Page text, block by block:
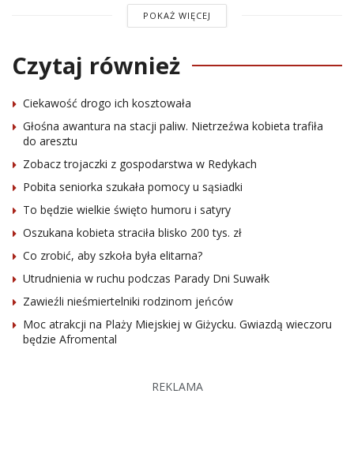
POKAŻ WIĘCEJ
Czytaj również
Ciekawość drogo ich kosztowała
Głośna awantura na stacji paliw. Nietrzeźwa kobieta trafiła
do aresztu
Zobacz trojaczki z gospodarstwa w Redykach
Pobita seniorka szukała pomocy u sąsiadki
To będzie wielkie święto humoru i satyry
Oszukana kobieta straciła blisko 200 tys. zł
Co zrobić, aby szkoła była elitarna?
Utrudnienia w ruchu podczas Parady Dni Suwałk
Zawieźli nieśmiertelniki rodzinom jeńców
Moc atrakcji na Plaży Miejskiej w Giżycku. Gwiazdą wieczoru
będzie Afromental
REKLAMA